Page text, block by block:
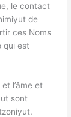
le contact
de
ces Noms
qui est
l’âme et
sont